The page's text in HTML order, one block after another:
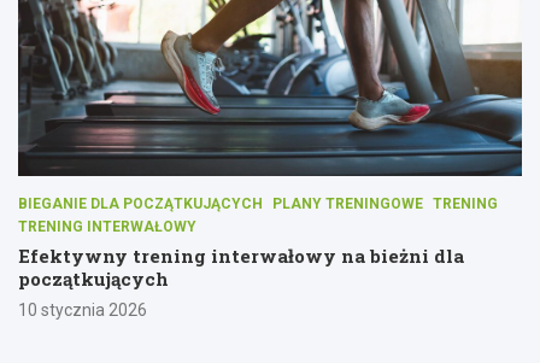
BIEGANIE DLA POCZĄTKUJĄCYCH PLANY TRENINGOWE TRENING
TRENING INTERWAŁOWY
Efektywny trening interwałowy na bieżni dla
początkujących
10 stycznia 2026